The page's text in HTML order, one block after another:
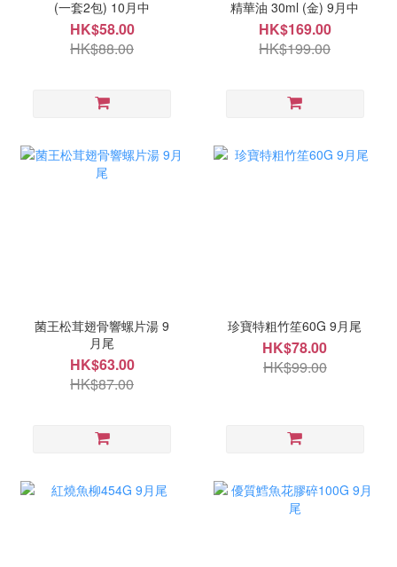
(一套2包) 10月中
HK$58.00
HK$88.00
精華油 30ml (金) 9月中
HK$169.00
HK$199.00
菌王松茸翅骨響螺片湯 9
月尾
HK$63.00
HK$87.00
珍寶特粗竹笙60G 9月尾
HK$78.00
HK$99.00